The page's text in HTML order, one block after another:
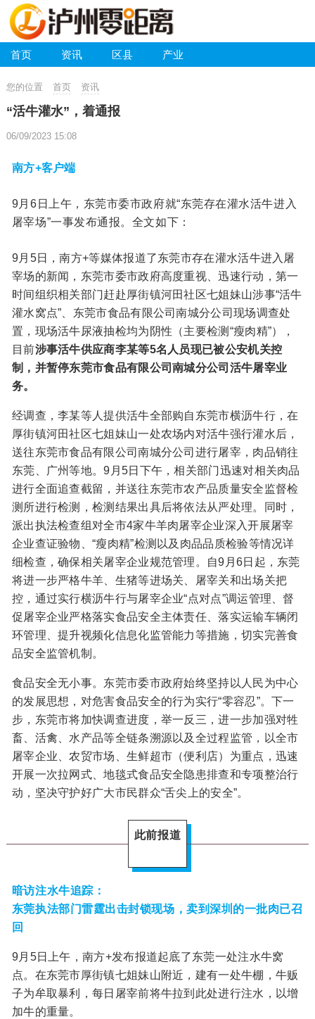
首页 资讯 区县 产业
您的位置 首页 资讯
“活牛灌水”，着通报
06/09/2023 15:08
南方+客户端
9月6日上午，东莞市委市政府就“东莞存在灌水活牛进入
屠宰场”一事发布通报。 全文如下：
9月5日，南方+等媒体报道了东莞市存在灌水活牛进入屠
宰场的新闻，东莞市委市政府高度重视、迅速行动，第一
时间组织相关部门赶赴厚街镇河田社区七姐妹山涉事“活牛
灌水窝点”、东莞市食品有限公司南城分公司现场调查处
置，现场活牛尿液抽检均为阴性（主要检测“瘦肉精”），
目前涉事活牛供应商李某等5名人员现已被公安机关控
制，并暂停东莞市食品有限公司南城分公司活牛屠宰业
务。
经调查，李某等人提供活牛全部购自东莞市横沥牛行，在
厚街镇河田社区七姐妹山一处农场内对活牛强行灌水后，
送往东莞市食品有限公司南城分公司进行屠宰，肉品销往
东莞、广州等地。9月5日下午，相关部门迅速对相关肉品
进行全面追查截留，并送往东莞市农产品质量安全监督检
测所进行检测，检测结果出具后将依法从严处理。同时，
派出执法检查组对全市4家牛羊肉屠宰企业深入开展屠宰
企业查证验物、“瘦肉精”检测以及肉品品质检验等情况详
细检查，确保相关屠宰企业规范管理。自9月6日起，东莞
将进一步严格牛羊、生猪等进场关、屠宰关和出场关把
控，通过实行横沥牛行与屠宰企业“点对点”调运管理、督
促屠宰企业严格落实食品安全主体责任、落实运输车辆闭
环管理、提升视频化信息化监管能力等措施，切实完善食
品安全监管机制。
食品安全无小事。东莞市委市政府始终坚持以人民为中心
的发展思想，对危害食品安全的行为实行“零容忍”。下一
步，东莞市将加快调查进度，举一反三，进一步加强对牲
畜、活禽、水产品等全链条溯源以及全过程监管，以全市
屠宰企业、农贸市场、生鲜超市（便利店）为重点，迅速
开展一次拉网式、地毯式食品安全隐患排查和专项整治行
动，坚决守护好广大市民群众“舌尖上的安全”。
此前报道
暗访注水牛追踪：
东莞执法部门雷霆出击封锁现场，卖到深圳的一批肉已召
回
9月5日上午，南方+发布报道起底了东莞一处注水牛窝
点。在东莞市厚街镇七姐妹山附近，建有一处牛棚，牛贩
子为牟取暴利，每日屠宰前将牛拉到此处进行注水，以增
加牛的重量。